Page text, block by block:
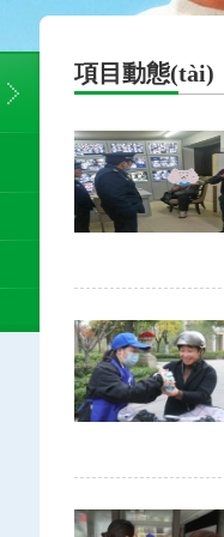
項目動態(tài)